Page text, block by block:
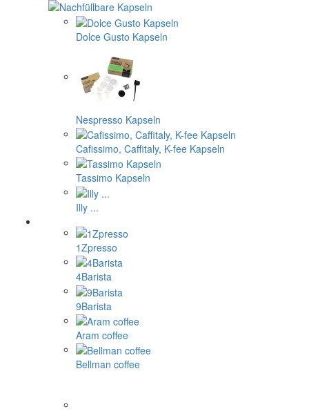
Dolce Gusto Kapseln
Nespresso Kapseln
Cafissimo, Caffitaly, K-fee Kapseln
Tassimo Kapseln
Illy ...
1Zpresso
4Barista
9Barista
Aram coffee
Bellman coffee